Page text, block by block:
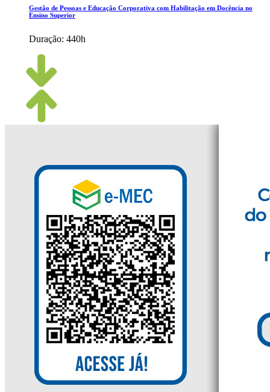
Gestão de Pessoas e Educação Corporativa com Habilitação em Docência no
Ensino Superior
Duração: 440h